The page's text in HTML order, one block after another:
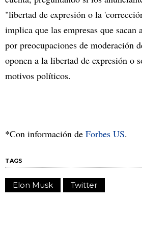
"libertad de expresión o la
implica que las empresas que sacan
por preocupaciones de moderación
oponen a la libertad de expresión o
motivos políticos.
*Con información de Forbes US.
TAGS
Elon Musk Twitter